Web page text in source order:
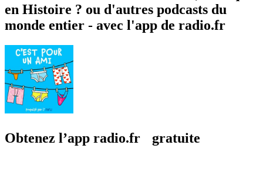
en Histoire ? ou d'autres podcasts du
monde entier - avec l'app de radio.fr
Obtenez l’app radio.fr gratuite